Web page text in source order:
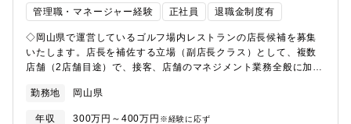
管理職・マネージャー経験 正社員 退職金制度有
◇岡山県で運営しているゴルフ場内レストランの店長候補を募集
いたします。店長を補佐する立場（副店長クラス）として、複数
店舗（2店舗目途）で、接客、店舗のマネジメント業務全般に加
メイン店舗に所属して、他店舗の状況によって他店舗へ勤務いた
だくイメージです。（月に5～10回を想定）…後楽ゴルフ倶楽部が
勤務地 岡山県
年収 300万円～400万円 ※経験に応ず